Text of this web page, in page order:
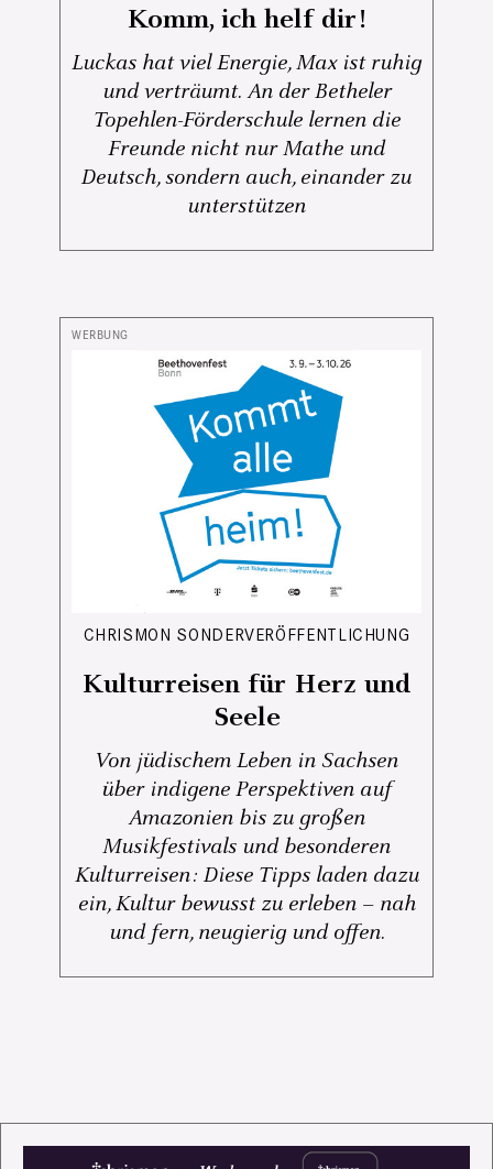
Komm, ich helf dir!
Luckas hat viel Energie, Max ist ruhig
und verträumt. An der Betheler
Topehlen-Förderschule lernen die
Freunde nicht nur Mathe und
Deutsch, sondern auch, einander zu
unterstützen
CHRISMON SONDERVERÖFFENTLICHUNG
Kulturreisen für Herz und
Seele
Von jüdischem Leben in Sachsen
über indigene Perspektiven auf
Amazonien bis zu großen
Musikfestivals und besonderen
Kulturreisen: Diese Tipps laden dazu
ein, Kultur bewusst zu erleben – nah
und fern, neugierig und offen.